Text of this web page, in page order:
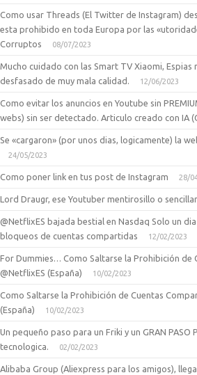
Como usar Threads (El Twitter de Instagram)
esta prohibido en toda Europa por las
Corruptos
08/07/2023
Mucho cuidado con las Smart TV Xiaomi,
desfasado de muy mala calidad.
12/06/2023
Como evitar los anuncios en Youtube sin
webs) sin ser detectado. Articulo creado con IA
Se «cargaron» (por unos dias, logicamente) la
24/05/2023
Como poner link en tus post de Instagram 28/
Lord Draugr, ese Youtuber mentirosillo o
@NetflixES bajada bestial en Nasdaq Solo un
bloqueos de cuentas compartidas
12/02/2023
For Dummies… Como Saltarse la Prohibición de
@NetflixES (España)
10/02/2023
Como Saltarse la Prohibición de Cuentas
(España)
10/02/2023
Un pequeño paso para un Friki y un GRAN PASO
tecnologica.
02/02/2023
Alibaba Group (Aliexpress para los amigos),